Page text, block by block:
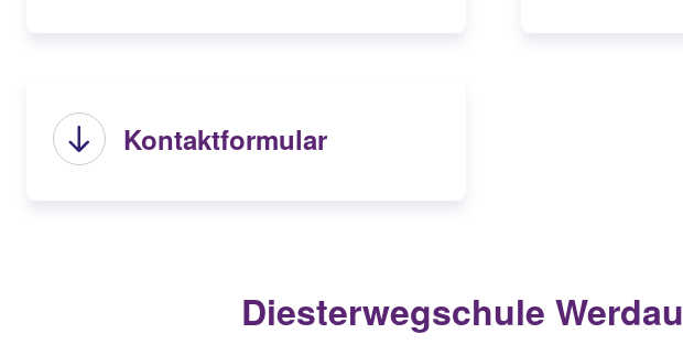
Kontaktformular
Diesterwegschule Werdau